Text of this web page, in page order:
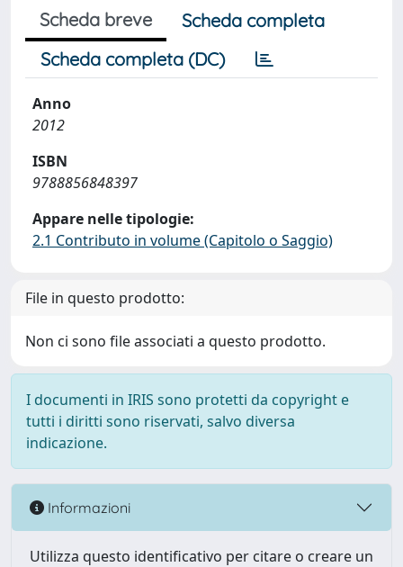
Scheda breve
Scheda completa
Scheda completa (DC)
Anno
2012
ISBN
9788856848397
Appare nelle tipologie:
2.1 Contributo in volume (Capitolo o Saggio)
File in questo prodotto:
Non ci sono file associati a questo prodotto.
I documenti in IRIS sono protetti da copyright e
tutti i diritti sono riservati, salvo diversa
indicazione.
Informazioni
Utilizza questo identificativo per citare o creare un